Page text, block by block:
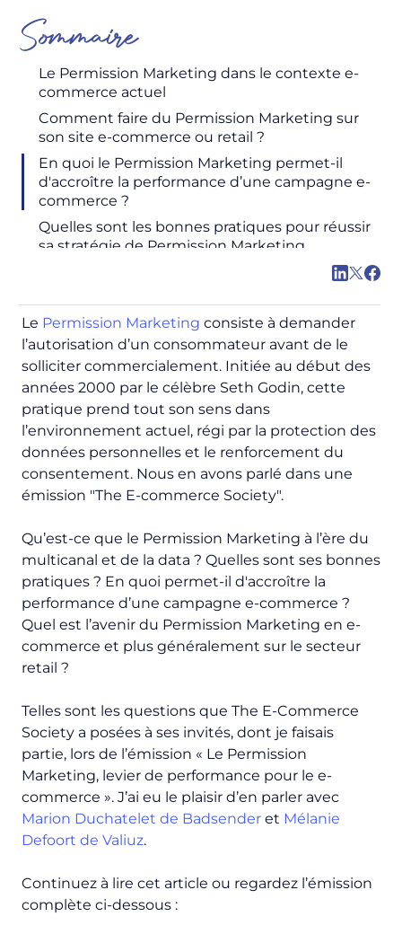
Sommaire
Le Permission Marketing dans le contexte e-
commerce actuel
Comment faire du Permission Marketing sur
son site e-commerce ou retail ?
En quoi le Permission Marketing permet-il
d'accroître la performance d’une campagne e-
commerce ?
Quelles sont les bonnes pratiques pour réussir
sa stratégie de Permission Marketing
Le Permission Marketing consiste à demander
l’autorisation d’un consommateur avant de le
solliciter commercialement. Initiée au début des
années 2000 par le célèbre Seth Godin, cette
pratique prend tout son sens dans
l’environnement actuel, régi par la protection des
données personnelles et le renforcement du
consentement. Nous en avons parlé dans une
émission "The E-commerce Society".
Qu’est-ce que le Permission Marketing à l’ère du
multicanal et de la data ? Quelles sont ses bonnes
pratiques ? En quoi permet-il d'accroître la
performance d’une campagne e-commerce ?
Quel est l’avenir du Permission Marketing en e-
commerce et plus généralement sur le secteur
retail ?
Telles sont les questions que The E-Commerce
Society a posées à ses invités, dont je faisais
partie, lors de l’émission « Le Permission
Marketing, levier de performance pour le e-
commerce ». J’ai eu le plaisir d’en parler avec
Marion Duchatelet de Badsender et Mélanie
Defoort de Valiuz.
Continuez à lire cet article ou regardez l’émission
complète ci-dessous :